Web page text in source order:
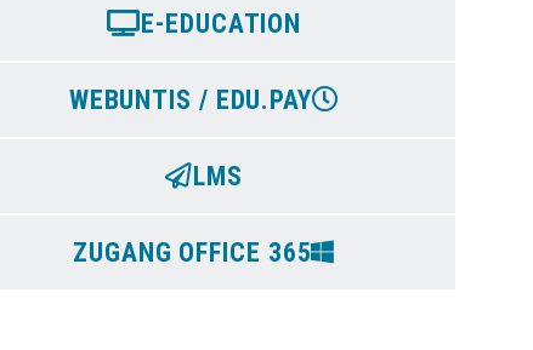
E-EDUCATION
WEBUNTIS / EDU.PAY
LMS
ZUGANG OFFICE 365